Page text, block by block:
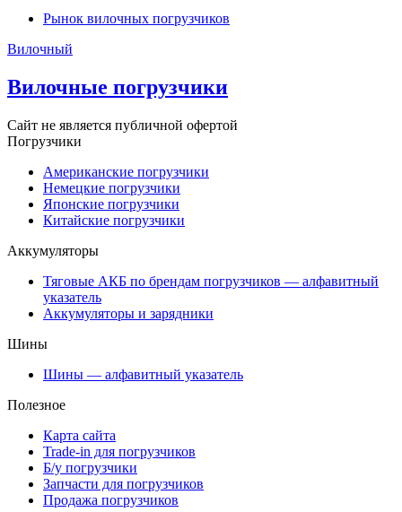
Рынок вилочных погрузчиков
Вилочный
Вилочные погрузчики
Сайт не является публичной офертой
Погрузчики
Американские погрузчики
Немецкие погрузчики
Японские погрузчики
Китайские погрузчики
Аккумуляторы
Тяговые АКБ по брендам погрузчиков — алфавитный
указатель
Аккумуляторы и зарядники
Шины
Шины — алфавитный указатель
Полезное
Карта сайта
Trade-in для погрузчиков
Б/у погрузчики
Запчасти для погрузчиков
Продажа погрузчиков